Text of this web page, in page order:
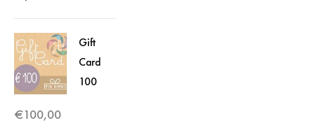
Gift
Card
100
€100,00